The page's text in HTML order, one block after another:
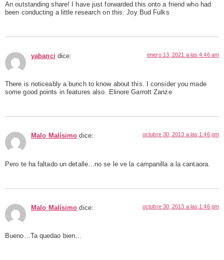
An outstanding share! I have just forwarded this onto a friend who had
been conducting a little research on this. Joy Bud Fulks
yabanci dice: enero 13, 2021 a las 4:46 am
There is noticeably a bunch to know about this. I consider you made
some good points in features also. Elinore Garrott Zanze
Malo Malísimo dice: octubre 30, 2013 a las 1:46 pm
Pero te ha faltado un detalle…no se le ve la campanilla a la cantaora.
Malo Malísimo dice: octubre 30, 2013 a las 1:46 pm
Bueno…Ta quedao bien…